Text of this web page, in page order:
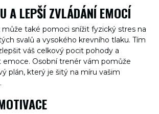
A LEPŠÍ ZVLÁDÁNÍ EMOCÍ
také pomoci snížit fyzický stres na
svalů a vysokého krevního tlaku. Tím
váš celkový pocit pohody a
emoce. Osobní trenér vám pomůže
plán, který je šitý na míru vašim